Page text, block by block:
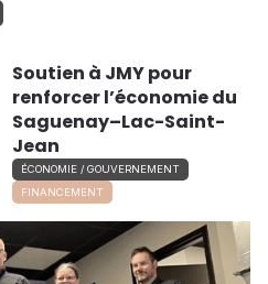
Soutien à JMY pour
renforcer l’économie du
Saguenay–Lac-Saint-
Jean
FINANCEMENT
ÉCONOMIE / GOUVERNEMENT